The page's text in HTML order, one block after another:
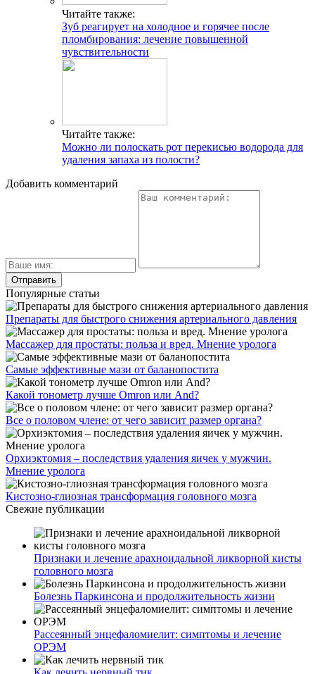
Читайте также:
Зуб реагирует на холодное и горячее после
пломбирования: лечение повышенной
чувствительности
Читайте также:
Можно ли полоскать рот перекисью водорода для
удаления запаха из полости?
Добавить комментарий
Популярные статьи
Препараты для быстрого снижения артериального давления
Массажер для простаты: польза и вред. Мнение уролога
Самые эффективные мази от баланопостита
Какой тонометр лучше Omron или And?
Все о половом члене: от чего зависит размер органа?
Орхиэктомия – последствия удаления яичек у мужчин.
Мнение уролога
Кистозно-глиозная трансформация головного мозга
Свежие публикации
Признаки и лечение арахноидальной ликворной кисты
головного мозга
Болезнь Паркинсона и продолжительность жизни
Рассеянный энцефаломиелит: симптомы и лечение
ОРЭМ